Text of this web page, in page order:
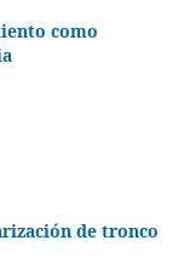
como
de tronco